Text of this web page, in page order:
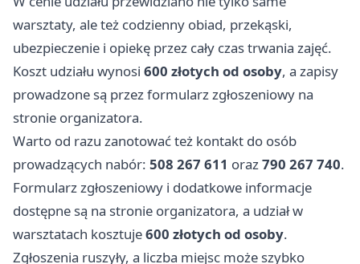
warsztaty, ale też codzienny obiad, przekąski,
ubezpieczenie i opiekę przez cały czas trwania zajęć.
Koszt udziału wynosi 600 złotych od osoby, a zapisy
prowadzone są przez formularz zgłoszeniowy na
stronie organizatora.
Warto od razu zanotować też kontakt do osób
prowadzących nabór: 508 267 611 oraz790 267 740.
Formularz zgłoszeniowy i dodatkowe informacje
dostępne są na stronie organizatora, a udział w
warsztatach kosztuje600 złotych od osoby.
Zgłoszenia ruszyły, a liczba miejsc może szybko